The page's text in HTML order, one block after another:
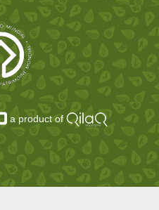
a product of